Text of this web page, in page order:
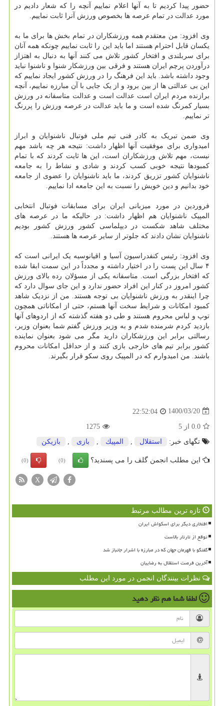
حضور پیدا کردیم تا به آنها اعلام نماییم آنچه را که شعار دادیم در
مورد عدالت در تمام عرصه ها بخصوص ورزش آنرا ثابت نماییم.
وی افزود: من معتقدم همه ورزشکاران در تمام بخش ها برای ما به
یکسان قابل احترام هستند اما باید این را ثابت نماییم چونکه همه آنان
برای سربلندی و افتخار کشور تلاش می کنند آنها به دنبال به اهتزاز
درآوردن پرچم ایران هستند و فرقی بین ورزشکار شنوا و ناشنوا نباید
وجود داشته باشد. باید این فرهنگ را در ورزش کشور ایجاد نماییم که
این بی عدالتی ها از بین برود و از یک جایی با آن مبارزه نماییم، آنچه
برازنده مردم ایران است عدالت است و عدالت متاسفانه در ورزش
بسیار کمرنگ شده است و ما باید عدالت در عرصه ورزش را پررنگ
تر نماییم.
وی ضمن تبریک به کادر فنی تیم ملی فوتبال ناشنوایان و ابراز
امیدواری برای موفقیت آنها اظهار داشت: نتیجه هر چه باشد مهم
نیست، مهم تلاش ورزشکاران است، این ها ثایت کردند که با تمام
کمبودها نتیجه خوبی کسب کردند و شادی و نشاط را به جامعه
ناشنوایان کشور تزریق کردند، ما باید ناشنوایان را عضوی از جامعه
خود بدانیم و دین خویش را نسبت به این جامعه ادا نماییم.
فروردین در مورد میزبانی ایران برای مسابقات فوتبال انتخابی
المپیک ناشنوایان هم اظهار داشت: در حالیکه ما در عرصه های
مختلف شاهد شکست در دیپلماسی کشور ورزش کشور بودیم
ناشنوایان نشان دادند که جلوتر از سایر عرصه ها هستند.
وی افزود: رئیس کنفدراسیون آسیا و اقیانوسیه یک ایرانی است که
۴ سال این پست را در اختیار داشته و مجدداً در این سمت ابقا شده
که افتخار بزرگی است. متاسفانه یکی از مسؤلان رده بالای ورزش
کشور امروز در کنار این افراد حضور ندارد و این جای سوال دارد که
چرا اینقدر به ورزش ناشنوایان بی توجه هستند. من از نزدیک شاهد
کمبود امکانات و شرایط سخت آنها هستم، حتی از امکاناتی همچون
توپ و لباس محروم هستند و طی دو هفته گذشته که از اردوهای آنها
بازدید کردم شرمنده شدم و به وزیر ورزش گفتم شما بعنوان وزیر،
رسالتی برابر این ورزشکاران دارید مگر می شود بعنوان نماینده
کشور برابر تیم های خارجی بازی کنند و از حداقل امکانات محروم
باشند. من امیدوارم که در المپیک روی سکو قرار بگیرند.
1400/03/20
22:52:04
0.0 از 5
1275
تگهای خبر:
استقلال المپیك بازی بازیكن
این مطلب انجمن گلف را می پسندید؟ (0)
(0)
X
تازه ترین مطالب مرتبط
افتخاری دیگر برای اسکواش ایران
توقع از تارتار بالاست
گفتگو با قهرمان جهان که در مبارزه با اشرار جانباز شد
آخرین فرصت استقلال به رضاییان
نظرات بینندگان انجمن در مورد این مطلب
لطفا شما همنظر دهید